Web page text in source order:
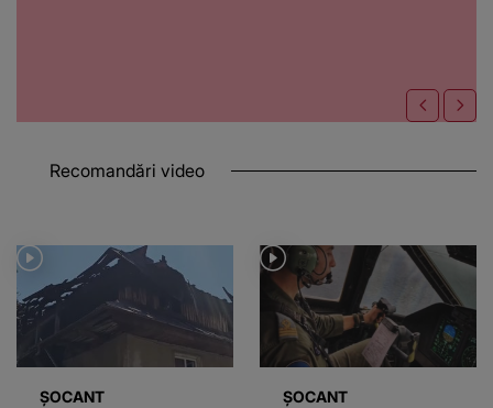
Recomandări video
ȘOCANT ȘOCANT